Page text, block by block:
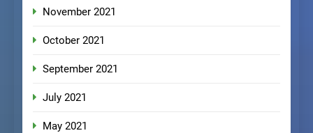
November 2021
October 2021
September 2021
July 2021
May 2021